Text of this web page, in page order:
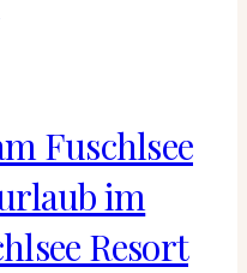
Fuschlsee
im
Resort